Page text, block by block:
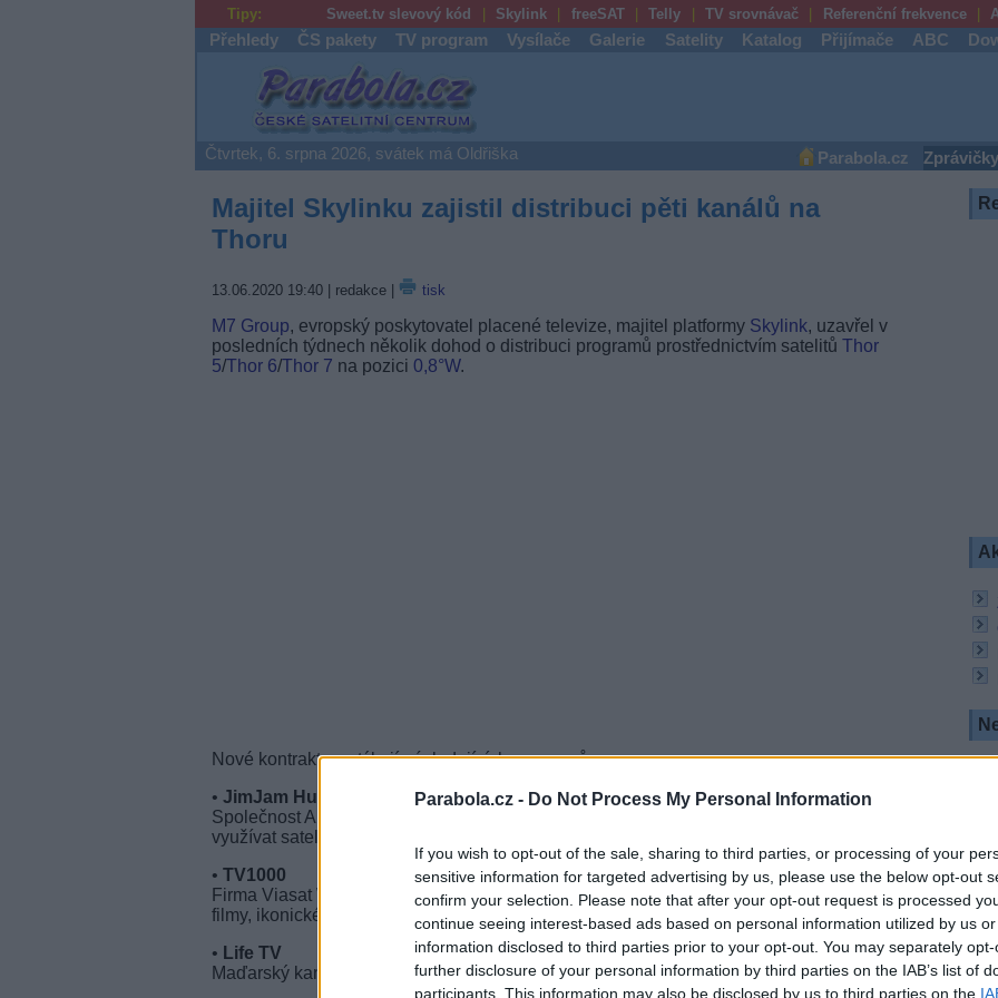
Parabola.cz - Do Not Process My Personal Information
If you wish to opt-out of the sale, sharing to third parties, or processing of your
sensitive information for targeted advertising by us, please use the below opt-out
confirm your selection. Please note that after your opt-out request is processed
continue seeing interest-based ads based on personal information utilized by us
information disclosed to third parties prior to your opt-out. You may separately
further disclosure of your personal information by third parties on the IAB’s list of
participants. This information may also be disclosed by us to third parties on the
Tipy: Sweet.tv slevový kód Skylink freeSAT Telly TV srovnávač Referenční frekvence
Přehledy ČS pakety TV program Vysílače Galerie Satelity Katalog Přijímače ABC
Parabola.cz
Čtvrtek, 6. srpna 2026, svátek má Oldřiška Parabola.cz Zprávičky
Majitel Skylinku zajistil distribuci pěti kanálů na
Thoru
13.06.2020 19:40| redakce | tisk
M7 Group, evropský poskytovatel placené televize, majitel platformy Skylink, uzavřel v
posledních týdnech několik dohod o distribuci programů prostřednictvím satelitů Thor
5/Thor 6/Thor 7 na pozici 0,8°W.
Nové kontrakty se týkají následujících programů:
• JimJam Hungary
JimJam Romania
Společnost AMC Networks International, vlastník uvedených programů, se rozhodla
využívat satelitní kapacity pro distribuci maďarské a rumunské verze programu.
• TV1000
Firma Viasat World spustila na pozici 0,8°W filmový kanál zaměřený na oceňované
filmy, ikonické trháky a vysoce kvalitní seriály. Program je určen pro rumunský trh.
• Life TV
Maďarský kanál zaměřený na lifestyle a zábavu